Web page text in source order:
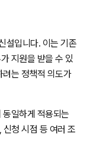
설입니다. 이는 기존
지원을 받을 수 있
는 정책적 의도가
일하게 적용되는
청 시점 등 여러 조